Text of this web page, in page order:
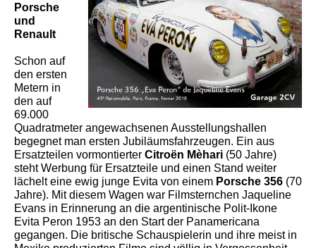
Porsche
und
Renault
Schon auf
den ersten
Metern in
den auf
69.000
Quadratmeter angewachsenen Ausstellungshallen
begegnet man ersten Jubiläumsfahrzeugen. Ein aus
Ersatzteilen vormontierter Citroën Mèhari (50 Jahre)
steht Werbung für Ersatzteile und einen Stand weiter
lächelt eine ewig junge Evita von einem Porsche 356 (70
Jahre). Mit diesem Wagen war Filmsternchen Jaqueline
Evans in Erinnerung an die argentinische Polit-Ikone
Evita Peron 1953 an den Start der Panamericana
gegangen. Die britische Schauspielerin und ihre meist in